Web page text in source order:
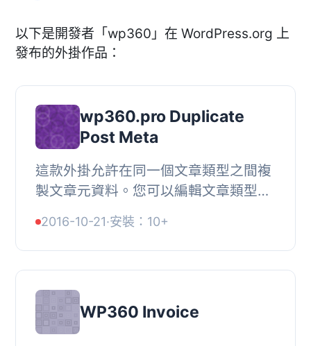
以下是開發者「wp360」在 WordPress.org 上
發布的外掛作品：
wp360.pro Duplicate
Post Meta
這款外掛允許在同一個文章類型之間複
製文章元資料。您可以編輯文章類型，
想要複製的元資料，然後進行複製即
可。
2016-10-21·安裝：10+
WP360 Invoice